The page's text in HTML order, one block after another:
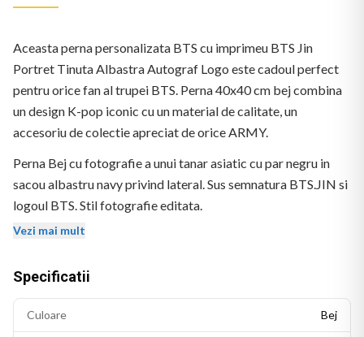
Aceasta perna personalizata BTS cu imprimeu BTS Jin
Portret Tinuta Albastra Autograf Logo este cadoul perfect
pentru orice fan al trupei BTS. Perna 40x40 cm bej combina
un design K-pop iconic cu un material de calitate, un
accesoriu de colectie apreciat de orice ARMY.
Perna Bej cu fotografie a unui tanar asiatic cu par negru in
sacou albastru navy privind lateral. Sus semnatura BTS.JIN si
logoul BTS. Stil fotografie editata.
Vezi mai mult
Specificatii
Culoare Bej